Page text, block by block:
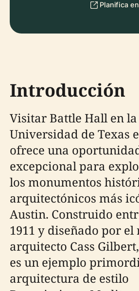
Planifica
Introducción
Visitar Battle Hall en la
Universidad de Texas
ofrece una
excepcional para
los monumentos
arquitectónicos más
Austin. Construido
1911 y diseñado por
arquitecto Cass
es un ejemplo
arquitectura de estilo